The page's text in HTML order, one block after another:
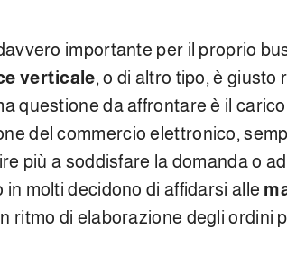
importante per il proprio
verticale, o di altro tipo, è giusto
questione da affrontare è il
del commercio elettronico,
più a soddisfare la domanda o
in molti decidono di affidarsi alle
ritmo di elaborazione degli ordini